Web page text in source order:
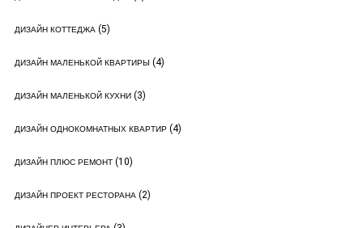
ДИЗАЙН КОТТЕДЖА(5)
ДИЗАЙН МАЛЕНЬКОЙ КВАРТИРЫ (4)
ДИЗАЙН МАЛЕНЬКОЙ КУХНИ(3)
ДИЗАЙН ОДНОКОМНАТНЫХ КВАРТИР(4)
ДИЗАЙН ПЛЮС РЕМОНТ(10)
ДИЗАЙН ПРОЕКТ РЕСТОРАНА(2)